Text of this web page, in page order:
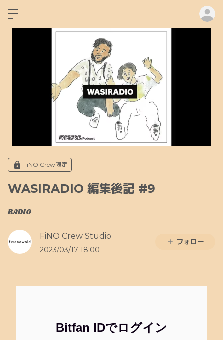
FiNO Crew限定
WASIRADIO 編集後記 #9
RADIO
FiNO Crew Studio
2023/03/17 18:00
フォロー
Bitfan IDでログイン